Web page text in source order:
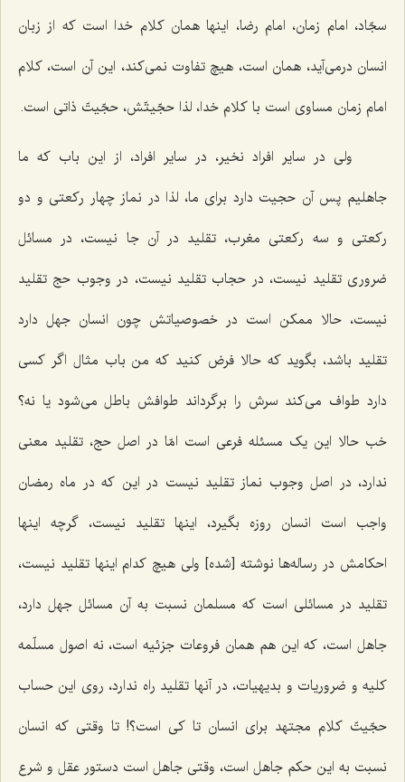
سجّاد، امام زمان، امام رضا، اینها همان کلام خدا است که از زبان
انسان درمی‌آید، همان است، هیچ تفاوت نمی‌کند، این آن است، کلام
امام زمان مساوی است با کلام خدا، لذا حجّیتّش، حجّیتّ ذاتی است.
ولی در سایر افراد نخیر، در سایر افراد، از این باب که ما
جاهلیم پس آن حجیت دارد برای ما، لذا در نماز چهار رکعتی و دو
رکعتی و سه رکعتی مغرب، تقلید در آن جا نیست، در مسائل
ضروری تقلید نیست، در حجاب تقلید نیست، در وجوب حج تقلید
نیست، حالا ممکن است در خصوصیاتش چون انسان جهل دارد
تقلید باشد، بگوید که حالا فرض کنید که من باب مثال اگر کسی
دارد طواف می‌کند سرش را برگرداند طوافش باطل می‌شود یا نه؟
خب حالا این یک مسئله فرعی است امّا در اصل حج، تقلید معنی
ندارد، در اصل وجوب نماز تقلید نیست در این که در ماه رمضان
واجب است انسان روزه بگیرد، اینها تقلید نیست، گرچه اینها
احکامش در رساله‌ها نوشته [شده‌] ولی هیچ کدام اینها تقلید نیست،
تقلید در مسائلی است که مسلمان نسبت به آن مسائل جهل دارد،
جاهل است، که این هم همان فروعات جزئیه است، نه اصول مسلّمه
کلیه و ضروریات و بدیهیات، در آنها تقلید راه ندارد، روی این حساب
حجّیتّ کلام مجتهد برای انسان تا کی است؟! تا وقتی که انسان
نسبت به این حکم جاهل است، وقتی جاهل است دستور عقل و شرع